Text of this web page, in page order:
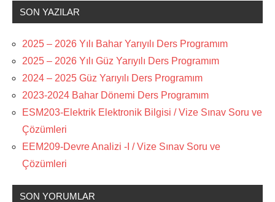
SON YAZILAR
2025 – 2026 Yılı Bahar Yarıyılı Ders Programım
2025 – 2026 Yılı Güz Yarıyılı Ders Programım
2024 – 2025 Güz Yarıyılı Ders Programım
2023-2024 Bahar Dönemi Ders Programım
ESM203-Elektrik Elektronik Bilgisi / Vize Sınav Soru ve
Çözümleri
EEM209-Devre Analizi -I / Vize Sınav Soru ve
Çözümleri
SON YORUMLAR